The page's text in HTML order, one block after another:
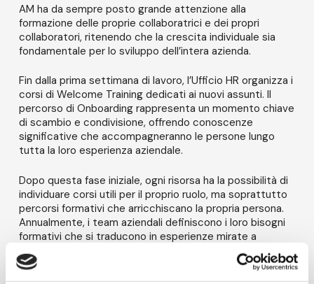
AM ha da sempre posto grande attenzione alla
formazione delle proprie collaboratrici e dei propri
collaboratori, ritenendo che la crescita individuale sia
fondamentale per lo sviluppo dell’intera azienda.
Fin dalla prima settimana di lavoro, l’Ufficio HR organizza i
corsi di Welcome Training dedicati ai nuovi assunti. Il
percorso di Onboarding rappresenta un momento chiave
di scambio e condivisione, offrendo conoscenze
significative che accompagneranno le persone lungo
tutta la loro esperienza aziendale.
Dopo questa fase iniziale, ogni risorsa ha la possibilità di
individuare corsi utili per il proprio ruolo, ma soprattutto
percorsi formativi che arricchiscano la propria persona.
Annualmente, i team aziendali definiscono i loro bisogni
formativi che si traducono in esperienze mirate a
rafforzare sia le hard skills che le soft skills.
AM Academy ha il suo cuore nella Sala Pagano, uno